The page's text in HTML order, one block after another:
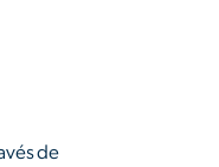
de